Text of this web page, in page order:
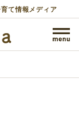
て情報メディア